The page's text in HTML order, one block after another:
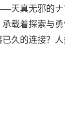
天真无邪的ナ
载着探索与勇
久的连接？